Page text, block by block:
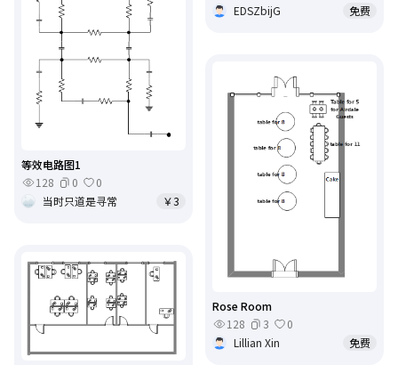
EDSZbijG
免费
等效电路图1
128
0
0
当时只道是寻常
￥3
Rose Room
128
3
0
Lillian Xin
免费